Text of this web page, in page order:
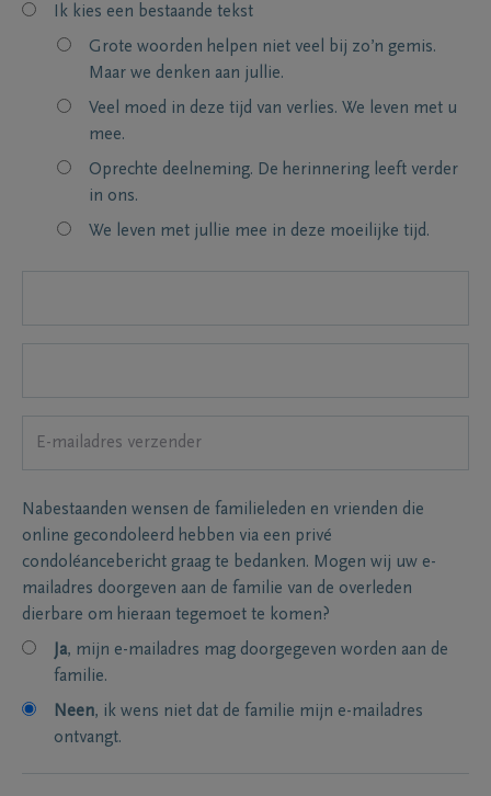
Ik kies een bestaande tekst
Grote woorden helpen niet veel bij zo’n gemis.
Maar we denken aan jullie.
Veel moed in deze tijd van verlies. We leven met u
mee.
Oprechte deelneming. De herinnering leeft verder
in ons.
We leven met jullie mee in deze moeilijke tijd.
Nabestaanden wensen de familieleden en vrienden die
online gecondoleerd hebben via een privé
condoléancebericht graag te bedanken. Mogen wij uw e-
mailadres doorgeven aan de familie van de overleden
dierbare om hieraan tegemoet te komen?
Ja, mijn e-mailadres mag doorgegeven worden aan de
familie.
Neen, ik wens niet dat de familie mijn e-mailadres
ontvangt.